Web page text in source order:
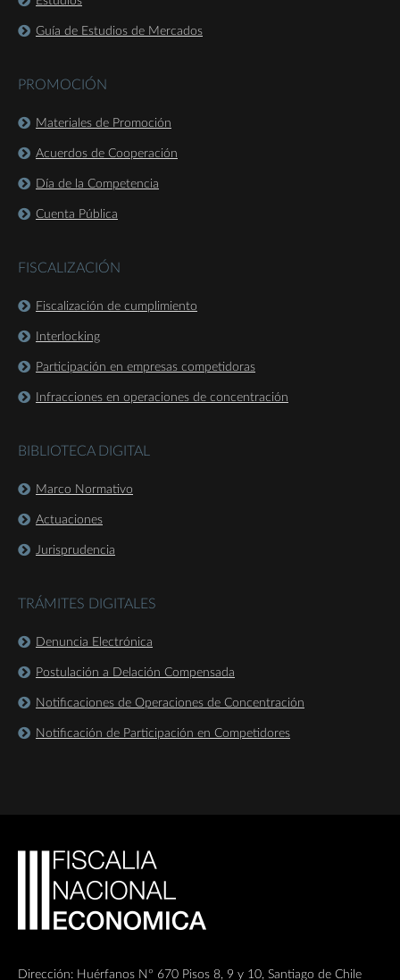
Guía de Estudios de Mercados
PROMOCIÓN
Materiales de Promoción
Acuerdos de Cooperación
Día de la Competencia
Cuenta Pública
FISCALIZACIÓN
Fiscalización de cumplimiento
Interlocking
Participación en empresas competidoras
Infracciones en operaciones de concentración
BIBLIOTECA DIGITAL
Marco Normativo
Actuaciones
Jurisprudencia
TRÁMITES DIGITALES
Denuncia Electrónica
Postulación a Delación Compensada
Notificaciones de Operaciones de Concentración
Notificación de Participación en Competidores
Dirección: Huérfanos Nº 670 Pisos 8, 9 y 10, Santiago de Chile